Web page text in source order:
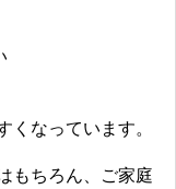
くなっています。
もちろん、ご家庭